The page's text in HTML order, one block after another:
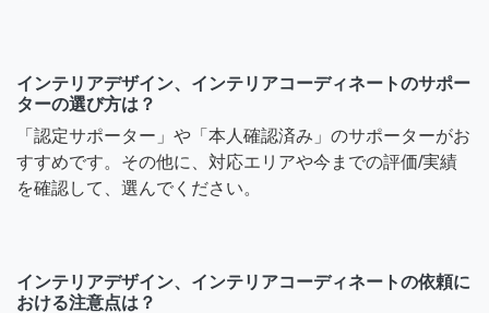
インテリアデザイン、インテリアコーディネートのサポー
ターの選び方は？
「認定サポーター」や「本人確認済み」のサポーターがお
すすめです。その他に、対応エリアや今までの評価/実績
を確認して、選んでください。
インテリアデザイン、インテリアコーディネートの依頼に
おける注意点は？